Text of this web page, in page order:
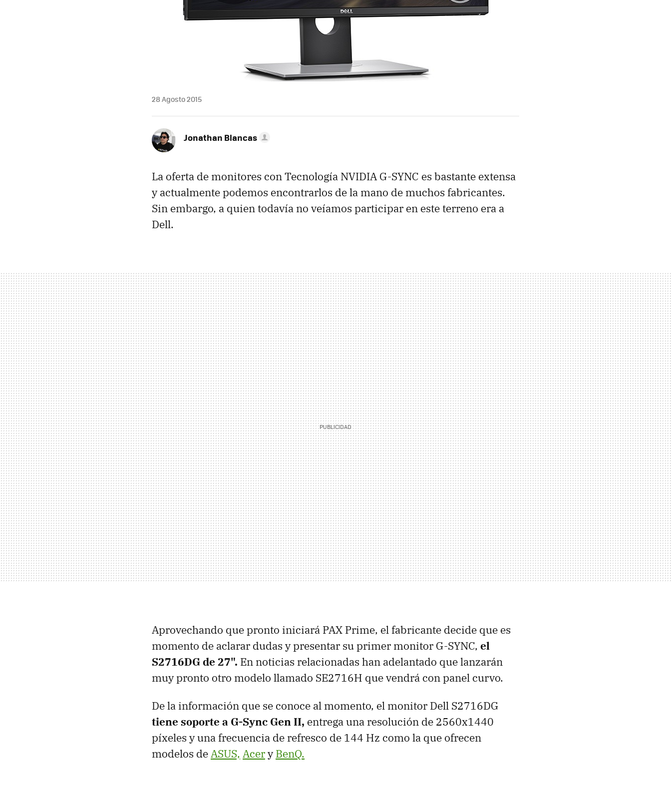
28 Agosto 2015
Jonathan Blancas
La oferta de monitores con Tecnología NVIDIA G-SYNC es bastante extensa
y actualmente podemos encontrarlos de la mano de muchos fabricantes.
Sin embargo, a quien todavía no veíamos participar en este terreno era a
Dell.
Aprovechando que pronto iniciará PAX Prime, el fabricante decide que es
momento de aclarar dudas y presentar su primer monitor G-SYNC, el
S2716DG de 27". En noticias relacionadas han adelantado que lanzarán
muy pronto otro modelo llamado SE2716H que vendrá con panel curvo.
De la información que se conoce al momento, el monitor Dell S2716DG
tiene soporte a G-Sync Gen II, entrega una resolución de 2560x1440
píxeles y una frecuencia de refresco de 144 Hz como la que ofrecen
modelos deASUS, AceryBenQ.